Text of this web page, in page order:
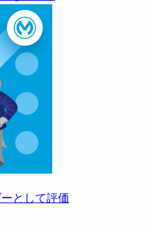
として評価